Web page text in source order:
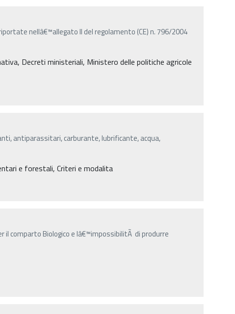
nellâ€™allegato II del regolamento (CE) n. 796/2004
Decreti ministeriali, Ministero delle politiche agricole
antiparassitari, carburante, lubrificante, acqua,
e forestali, Criteri e modalita
il comparto Biologico e lâ€™impossibilitÃ di produrre